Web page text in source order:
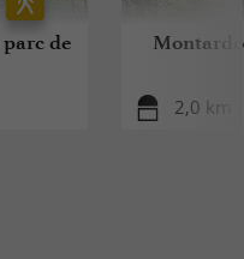
parc de
2,0 km